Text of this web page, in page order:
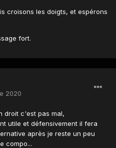
croisons les doigts, et espérons
fort.
2020
droit c'est pas mal,
utile et défensivement il fera
après je reste un peu
compo...